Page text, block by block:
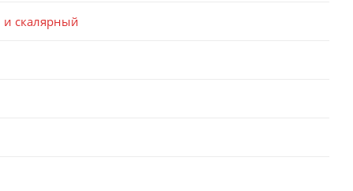
скалярный